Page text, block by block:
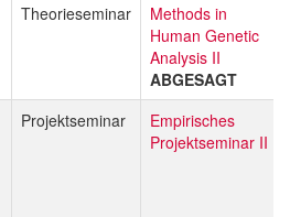
Theorieseminar
Methods in
Human Genetic
Analysis II
ABGESAGT
Projektseminar
Empirisches
Projektseminar II